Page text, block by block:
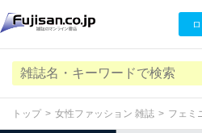
トップ 女性ファッション 雑誌 フェミ